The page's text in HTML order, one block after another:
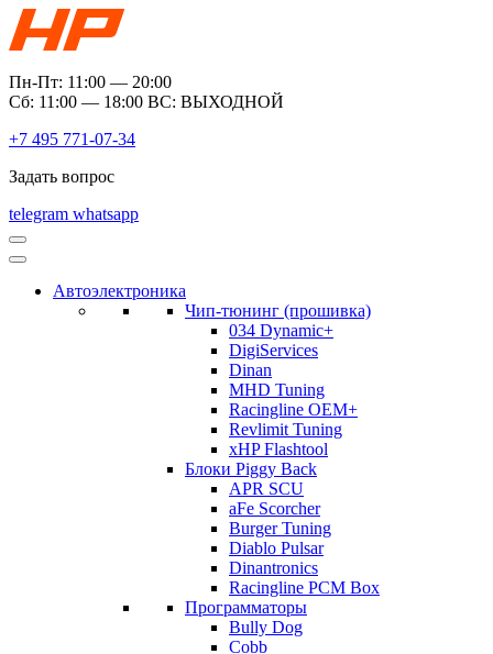
Пн-Пт: 11:00 — 20:00
Сб: 11:00 — 18:00 ВС: ВЫХОДНОЙ
+7 495 771-07-34
Задать вопрос
telegram whatsapp
Автоэлектроника
Чип-тюнинг (прошивка)
034 Dynamic+
DigiServices
Dinan
MHD Tuning
Racingline OEM+
Revlimit Tuning
xHP Flashtool
Блоки Piggy Back
APR SCU
aFe Scorcher
Burger Tuning
Diablo Pulsar
Dinantronics
Racingline PCM Box
Программаторы
Bully Dog
Cobb